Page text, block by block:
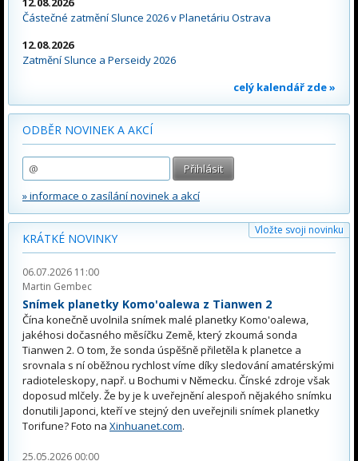
Částečné zatmění Slunce 2026 v Planetáriu Ostrava
12.08.2026
Zatmění Slunce a Perseidy 2026
celý kalendář zde »
ODBĚR NOVINEK A AKCÍ
» informace o zasílání novinek a akcí
Vložte svoji novinku
KRÁTKÉ NOVINKY
06.07.2026 11:00
Martin Gembec
Snímek planetky Komo'oalewa z Tianwen 2
Čína konečně uvolnila snímek malé planetky Komo'oalewa,
jakéhosi dočasného měsíčku Země, který zkoumá sonda
Tianwen 2. O tom, že sonda úspěšně přiletěla k planetce a
srovnala s ní oběžnou rychlost víme díky sledování amatérskými
radioteleskopy, např. u Bochumi v Německu. Čínské zdroje však
doposud mlčely. Že by je k uveřejnění alespoň nějakého snímku
donutili Japonci, kteří ve stejný den uveřejnili snímek planetky
Torifune? Foto na Xinhuanet.com.
25.05.2026 00:00